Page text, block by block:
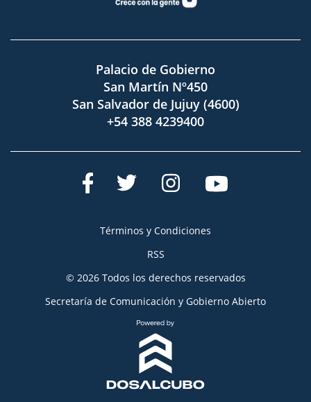
Palacio de Gobierno
San Martín Nº450
San Salvador de Jujuy (4600)
+54 388 4239400
Términos y Condiciones
RSS
© 2026 Todos los derechos reservados
Secretaría de Comunicación y Gobierno Abierto